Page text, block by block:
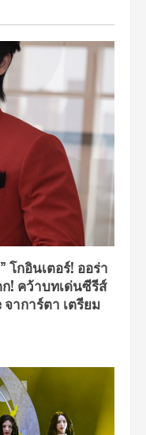
โกอินเตอร์! ออร่า
! คว้าบทเด่นซีรีส์
จาการ์ตา เตรียม